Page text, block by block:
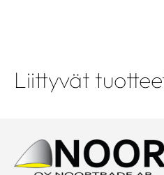
Liittyvät